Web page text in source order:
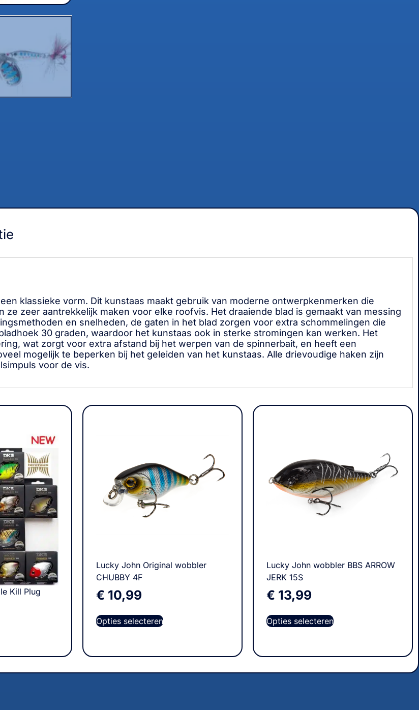
klassieke vorm. Dit kunstaas maakt gebruik van moderne ontwerpkenmerken die
zeer aantrekkelijk maken voor elke roofvis. Het draaiende blad is gemaakt van messing
en snelheden, de gaten in het blad zorgen voor extra schommelingen die
30 graden, waardoor het kunstaas ook in sterke stromingen kan werken. Het
wat zorgt voor extra afstand bij het werpen van de spinnerbait, en heeft een
mogelijk te beperken bij het geleiden van het kunstaas. Alle drievoudige haken zijn
voor de vis.
Kill Plug
Lucky John Original wobbler
CHUBBY 4F
€ 10,99
Opties selecteren
Lucky John wobbler BBS ARROW
JERK 15S
€ 13,99
Opties selecteren